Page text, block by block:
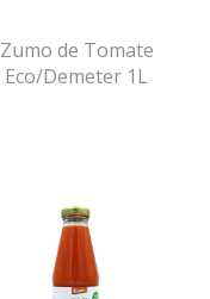
Zumo de Tomate
Eco/Demeter 1L